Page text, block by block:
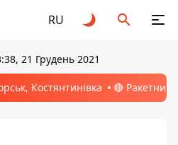
RU
21 Грудень 2021
Костянтинівка 🔴 Ракетний